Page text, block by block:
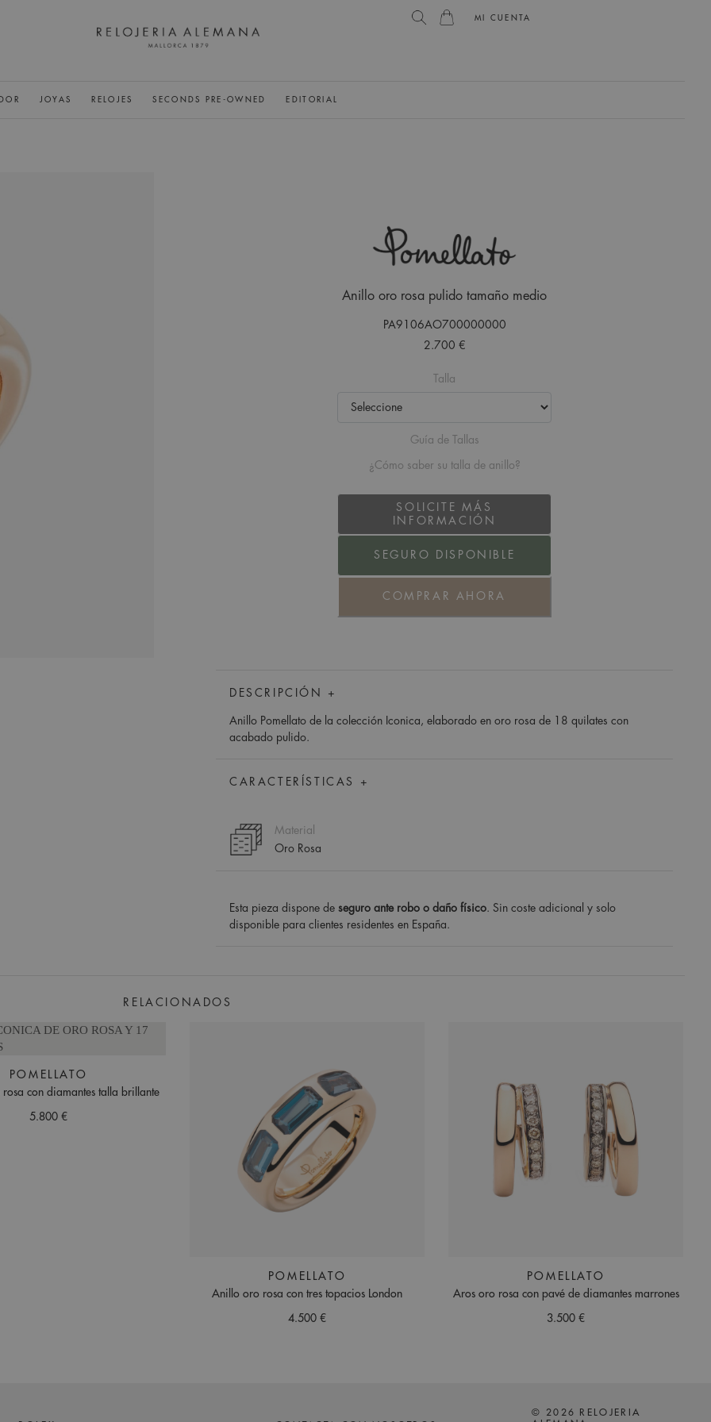
MI CUENTA
JOYAS RELOJES SECONDS PRE-OWNED EDITORIAL
Anillo oro rosa pulido tamaño medio
PA9106AO700000000
2.700 €
Talla
Guía de Tallas
¿Cómo saber su talla de anillo?
SOLICITE MÁS
INFORMACIÓN
SEGURO DISPONIBLE
COMPRAR AHORA
DESCRIPCIÓN +
Anillo Pomellato de la colección Iconica, elaborado en oro rosa de 18 quilates con
acabado pulido.
CARACTERÍSTICAS +
Material
Oro Rosa
Esta pieza dispone de seguro ante robo o daño físico. Sin coste adicional y solo
disponible para clientes residentes en España.
RELACIONADOS
POMELLATO
con diamantes talla brillante
5.800 €
POMELLATO
Anillo oro rosa con tres topacios London
4.500 €
POMELLATO
Aros oro rosa con pavé de diamantes marrones
3.500 €
© 2026 RELOJERIA